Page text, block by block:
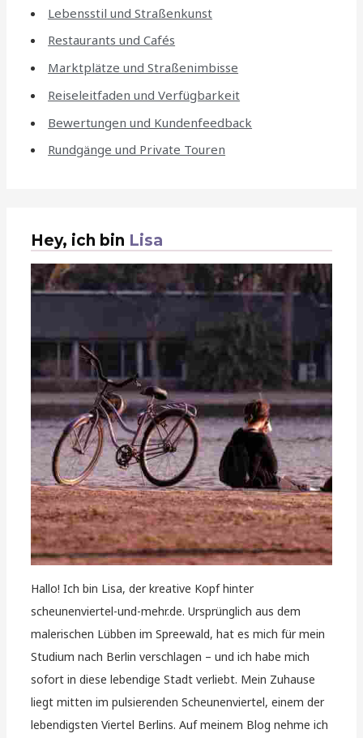
Lebensstil und Straßenkunst
Restaurants und Cafés
Marktplätze und Straßenimbisse
Reiseleitfaden und Verfügbarkeit
Bewertungen und Kundenfeedback
Rundgänge und Private Touren
Hey, ich bin Lisa
Hallo! Ich bin Lisa, der kreative Kopf hinter
scheunenviertel-und-mehr.de. Ursprünglich aus dem
malerischen Lübben im Spreewald, hat es mich für mein
Studium nach Berlin verschlagen – und ich habe mich
sofort in diese lebendige Stadt verliebt. Mein Zuhause
liegt mitten im pulsierenden Scheunenviertel, einem der
lebendigsten Viertel Berlins. Auf meinem Blog nehme ich